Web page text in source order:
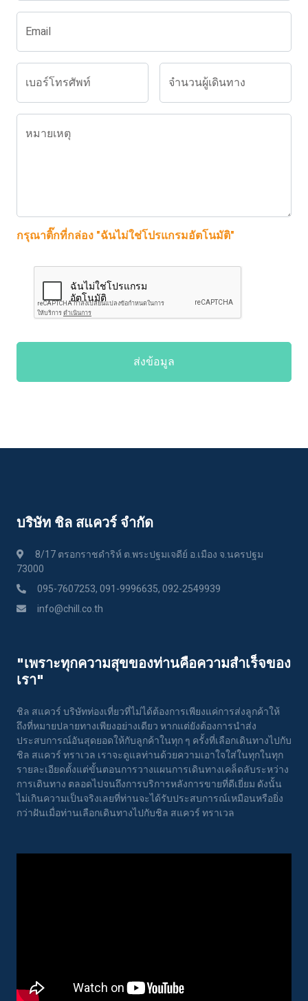
Email
เบอร์โทรศัพท์ จำนวนผู้เดินทาง
หมายเหตุ
กรุณาติ๊กที่กล่อง "ฉันไม่ใช่โปรแกรมอัตโนมัติ"
ส่งข้อมูล
บริษัท ชิล สแควร์ จำกัด
8/17 ตรอกราชดำริห์ ต.พระปฐมเจดีย์ อ.เมือง จ.นครปฐม
73000
095-7607253, 091-9996635, 092-2549939
info@chill.co.th
"เพราะทุกความสุขของท่านคือความสําเร็จของ
เรา"
ชิล สแควร์ บริษัทท่องเที่ยวที่ไม่ได้ต้องการเพียงแค่การส่งลูกค้าให้
ถึงที่หมายปลายทางเพียงอย่างเดียว หากแต่ยังต้องการนำส่ง
ประสบการณ์อันสุดยอดให้กับลูกค้าในทุก ๆ ครั้งที่เลือกเดินทางไปกับ
ชิล สแควร์ ทราเวล เราจะดูแลท่านด้วยความเอาใจใส่ในทุกในทุก
รายละเอียดตั้งแต่ขั้นตอนการวางแผนการเดินทางเคล็ดลับระหว่าง
การเดินทาง ตลอดไปจนถึงการบริการหลังการขายที่ดีเยี่ยม ดังนั้น
ไม่เกินความเป็นจริงเลยที่ท่านจะได้รับประสบการณ์เหมือนหรือยิ่ง
กว่าฝันเมื่อท่านเลือกเดินทางไปกับชิล สแควร์ ทราเวล